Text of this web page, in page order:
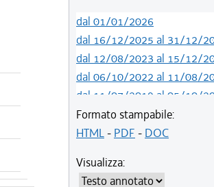
dal 01/01/2026
dal 16/12/2025 al 31/12/
dal 12/08/2023 al 15/12/
dal 06/10/2022 al 11/08/
dal 11/07/2019 al 05/10/
dal 01/05/2019 al 10/07/
dal 12/04/2018 al 30/04/
dal 01/01/2018 al 28/03/
Formato stampabile:
HTML- PDF - DOC
Visualizza: